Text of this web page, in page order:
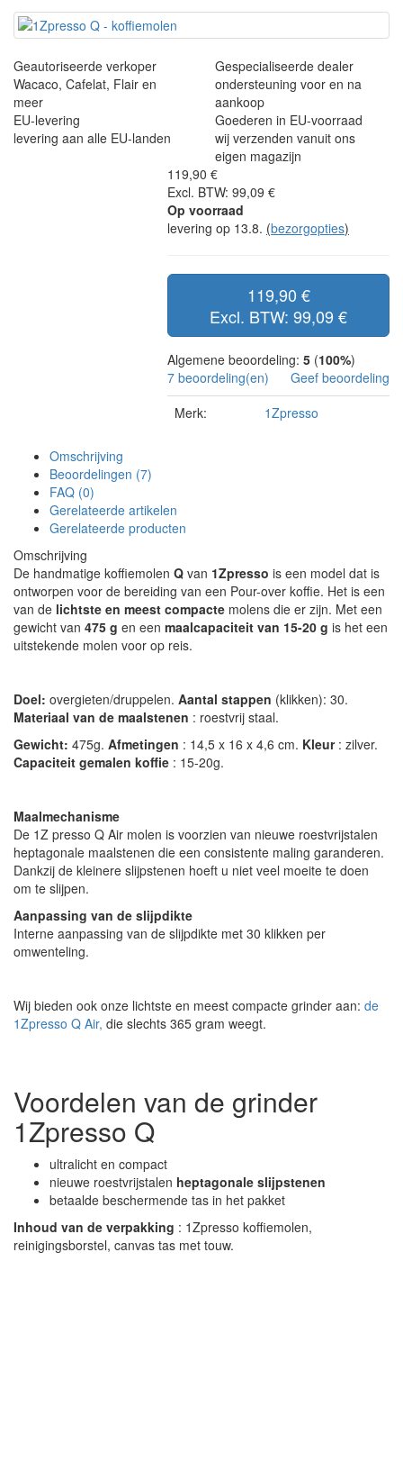
Geautoriseerde verkoper
Wacaco, Cafelat, Flair en
meer
Gespecialiseerde dealer
ondersteuning voor en na
aankoop
EU-levering
levering aan alle EU-landen
Goederen in EU-voorraad
wij verzenden vanuit ons
eigen magazijn
119,90 €
Excl. BTW: 99,09 €
Op voorraad
levering op 13.8. (bezorgopties)
119,90 €
Excl. BTW: 99,09 €
Algemene beoordeling: 5 (100%)
7 beoordeling(en)
Geef beoordeling
Merk:
1Zpresso
Omschrijving
Beoordelingen (7)
FAQ (0)
Gerelateerde artikelen
Gerelateerde producten
Omschrijving
De handmatige koffiemolen Q van 1Zpresso is een model dat is
ontworpen voor de bereiding van een Pour-over koffie. Het is een
van de lichtste en meest compacte molens die er zijn. Met een
gewicht van 475 g en een maalcapaciteit van 15-20 g is het een
uitstekende molen voor op reis.
Doel: overgieten/druppelen. Aantal stappen (klikken): 30.
Materiaal van de maalstenen : roestvrij staal.
Gewicht: 475g. Afmetingen : 14,5 x 16 x 4,6 cm. Kleur: zilver.
Capaciteit gemalen koffie : 15-20g.
Maalmechanisme
De 1Z presso Q Air molen is voorzien van nieuwe roestvrijstalen
heptagonale maalstenen die een consistente maling garanderen.
Dankzij de kleinere slijpstenen hoeft u niet veel moeite te doen
om te slijpen.
Aanpassing van de slijpdikte
Interne aanpassing van de slijpdikte met 30 klikken per
omwenteling.
Wij bieden ook onze lichtste en meest compacte grinder aan: de
1Zpresso Q Air, die slechts 365 gram weegt.
Voordelen van de grinder
1Zpresso Q
ultralicht en compact
nieuwe roestvrijstalen heptagonale slijpstenen
betaalde beschermende tas in het pakket
Inhoud van de verpakking : 1Zpresso koffiemolen,
reinigingsborstel, canvas tas met touw.